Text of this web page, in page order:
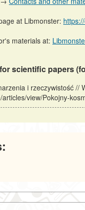
at Libmonster:
materials at:
scientific papers
i rzeczywistość //
view/Pokojny-